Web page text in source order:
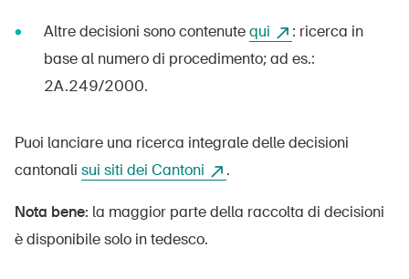
Altre decisioni sono contenutequi
: ricerca in
base al numero di procedimento; ad es.:
2A.249/2000.
Puoi lanciare una ricerca integrale delle decisioni
cantonali sui siti dei Cantoni .
Nota bene: la maggior parte della raccolta di decisioni
è disponibile solo in tedesco.